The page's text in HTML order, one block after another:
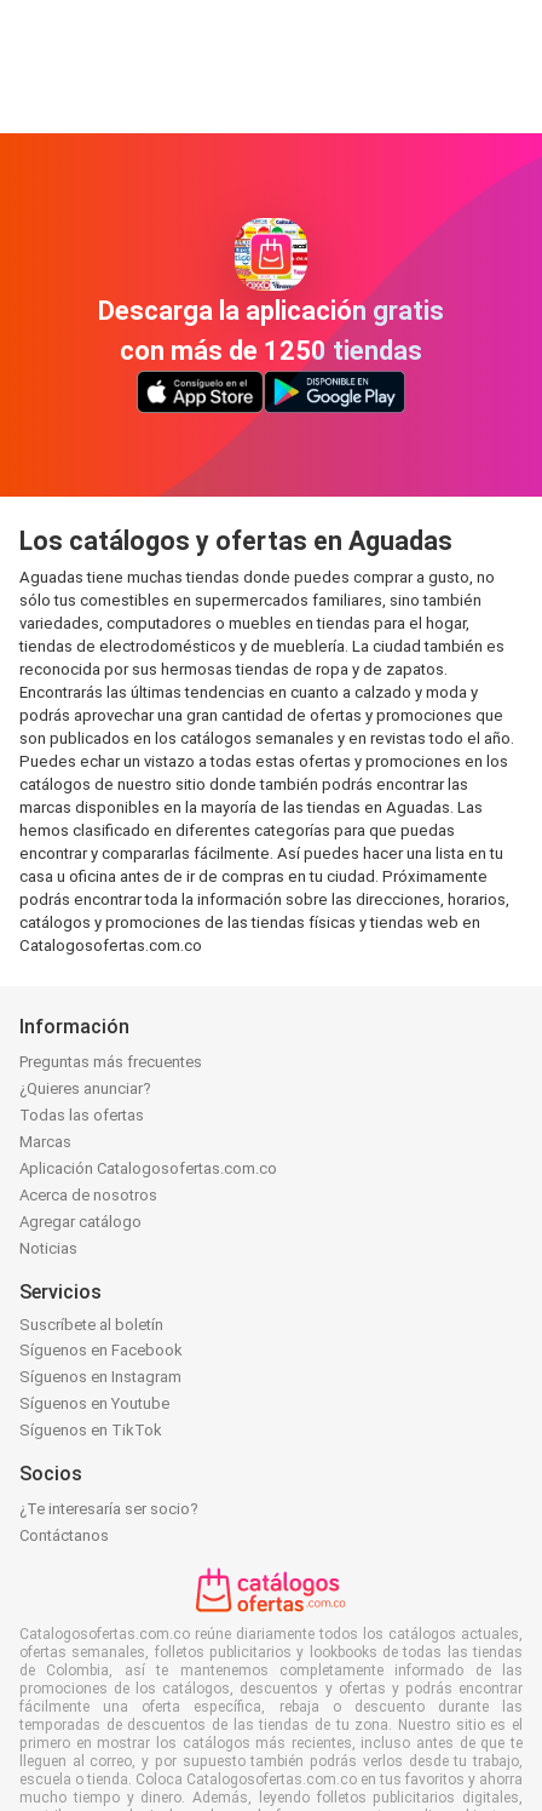
Descarga la aplicación gratis
con más de 1250 tiendas
Los catálogos y ofertas en Aguadas
Aguadas tiene muchas tiendas donde puedes comprar a gusto, no
sólo tus comestibles en supermercados familiares, sino también
variedades, computadores o muebles en tiendas para el hogar,
tiendas de electrodomésticos y de mueblería. La ciudad también es
reconocida por sus hermosas tiendas de ropa y de zapatos.
Encontrarás las últimas tendencias en cuanto a calzado y moda y
podrás aprovechar una gran cantidad de ofertas y promociones que
son publicados en los catálogos semanales y en revistas todo el año.
Puedes echar un vistazo a todas estas ofertas y promociones en los
catálogos de nuestro sitio donde también podrás encontrar las
marcas disponibles en la mayoría de las tiendas en Aguadas. Las
hemos clasificado en diferentes categorías para que puedas
encontrar y compararlas fácilmente. Así puedes hacer una lista en tu
casa u oficina antes de ir de compras en tu ciudad. Próximamente
podrás encontrar toda la información sobre las direcciones, horarios,
catálogos y promociones de las tiendas físicas y tiendas web en
Catalogosofertas.com.co
Información
Preguntas más frecuentes
¿Quieres anunciar?
Todas las ofertas
Marcas
Aplicación Catalogosofertas.com.co
Acerca de nosotros
Agregar catálogo
Noticias
Servicios
Suscríbete al boletín
Síguenos en Facebook
Síguenos en Instagram
Síguenos en Youtube
Síguenos en TikTok
Socios
¿Te interesaría ser socio?
Contáctanos
Catalogosofertas.com.co reúne diariamente todos los catálogos actuales,
ofertas semanales, folletos publicitarios y lookbooks de todas las tiendas
de Colombia, así te mantenemos completamente informado de las
promociones de los catálogos, descuentos y ofertas y podrás encontrar
fácilmente una oferta específica, rebaja o descuento durante las
temporadas de descuentos de las tiendas de tu zona. Nuestro sitio es el
primero en mostrar los catálogos más recientes, incluso antes de que te
lleguen al correo, y por supuesto también podrás verlos desde tu trabajo,
escuela o tienda. Coloca Catalogosofertas.com.co en tus favoritos y ahorra
mucho tiempo y dinero. Además, leyendo folletos publicitarios digitales,